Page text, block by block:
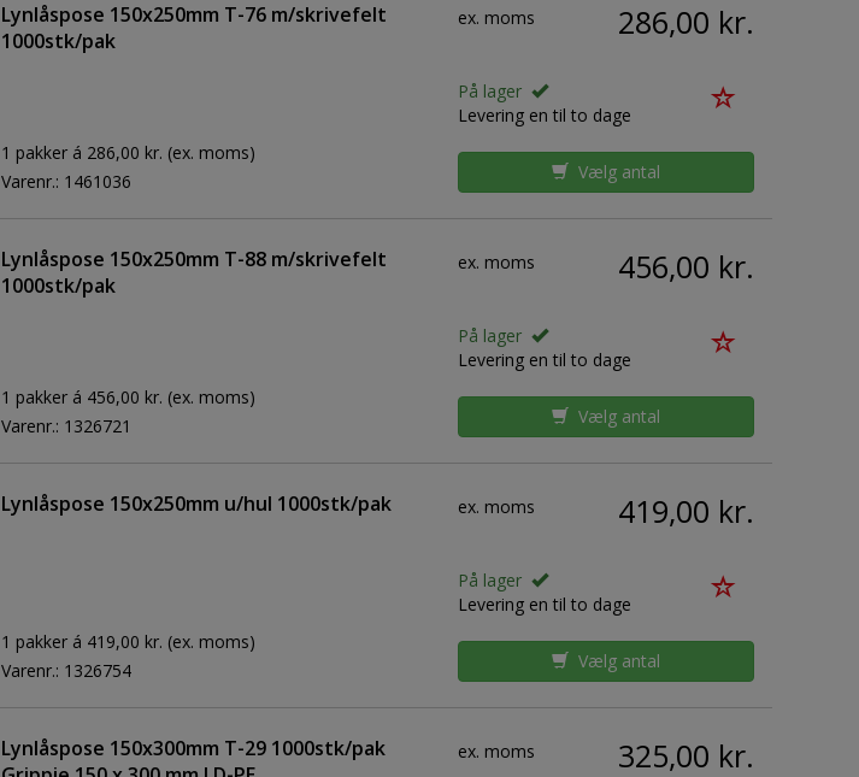
Lynlåspose 150x250mm T-76 m/skrivefelt
1000stk/pak
1 pakker á 286,00 kr. (ex. moms)
Varenr.: 1461036
ex. moms 286,00 kr.
På lager
Levering en til to dage
Vælg antal
Lynlåspose 150x250mm T-88 m/skrivefelt
1000stk/pak
1 pakker á 456,00 kr. (ex. moms)
Varenr.: 1326721
ex. moms 456,00 kr.
På lager
Levering en til to dage
Vælg antal
Lynlåspose 150x250mm u/hul 1000stk/pak
1 pakker á 419,00 kr. (ex. moms)
Varenr.: 1326754
ex. moms 419,00 kr.
På lager
Levering en til to dage
Vælg antal
Lynlåspose 150x300mm T-29 1000stk/pak
ex. moms 325,00 kr.